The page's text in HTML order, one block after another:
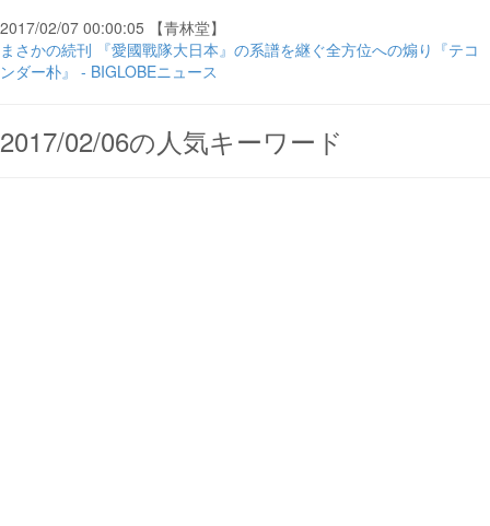
2017/02/07 00:00:05 【青林堂】
まさかの続刊 『愛國戰隊大日本』の系譜を継ぐ全方位への煽り『テコ
ンダー朴』 - BIGLOBEニュース
2017/02/06の人気キーワード